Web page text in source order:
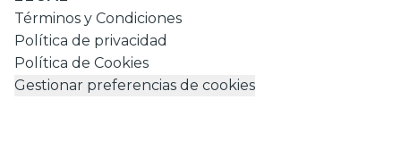
Términos y Condiciones
Política de privacidad
Política de Cookies
Gestionar preferencias de cookies